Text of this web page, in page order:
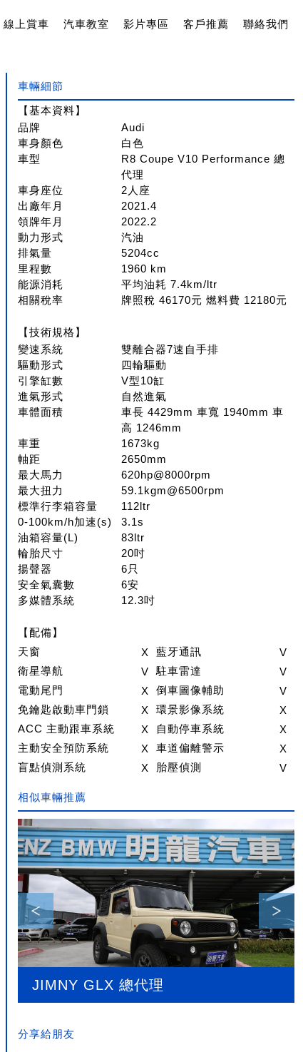
線上賞車 汽車教室 影片專區 客戶推薦 聯絡我們
車輛細節
【基本資料】
品牌
Audi
車身顏色
白色
車型
R8 Coupe V10 Performance 總
代理
車身座位
2人座
出廠年月
2021.4
領牌年月
2022.2
動力形式
汽油
排氣量
5204cc
里程數
1960 km
能源消耗
平均油耗 7.4km/ltr
相關稅率
牌照稅 46170元 燃料費 12180元
【技術規格】
變速系統
雙離合器7速自手排
驅動形式
四輪驅動
引擎缸數
V型10缸
進氣形式
自然進氣
車體面積
車長 4429mm 車寬 1940mm 車
高 1246mm
車重
1673kg
軸距
2650mm
最大馬力
620hp@8000rpm
最大扭力
59.1kgm@6500rpm
標準行李箱容量
112ltr
0-100km/h加速(s)
3.1s
油箱容量(L)
83ltr
輪胎尺寸
20吋
揚聲器
6只
安全氣囊數
6安
多媒體系統
12.3吋
【配備】
天窗
X 藍牙通訊
V
衛星導航
V 駐車雷達
V
電動尾門
X 倒車圖像輔助
V
免鑰匙啟動車門鎖
X 環景影像系統
X
ACC 主動跟車系統
X 自動停車系統
X
主動安全預防系統
X 車道偏離警示
X
盲點偵測系統
X 胎壓偵測 V
相似車輛推薦
JIMNY GLX 總代理
分享給朋友